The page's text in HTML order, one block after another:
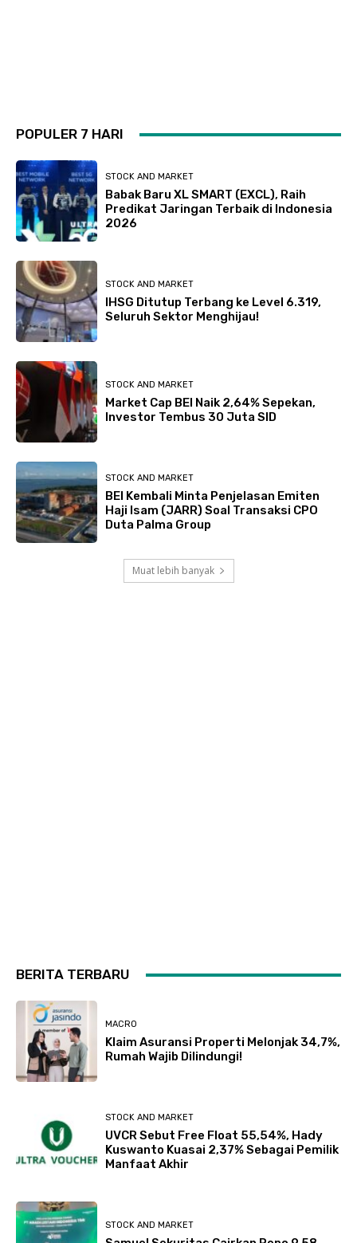
POPULER 7 HARI
STOCK AND MARKET
Babak Baru XL SMART (EXCL), Raih
Predikat Jaringan Terbaik di Indonesia
2026
STOCK AND MARKET
IHSG Ditutup Terbang ke Level 6.319,
Seluruh Sektor Menghijau!
STOCK AND MARKET
Market Cap BEI Naik 2,64% Sepekan,
Investor Tembus 30 Juta SID
STOCK AND MARKET
BEI Kembali Minta Penjelasan Emiten
Haji Isam (JARR) Soal Transaksi CPO
Duta Palma Group
Muat lebih banyak
BERITA TERBARU
MACRO
Klaim Asuransi Properti Melonjak 34,7%,
Rumah Wajib Dilindungi!
STOCK AND MARKET
UVCR Sebut Free Float 55,54%, Hady
Kuswanto Kuasai 2,37% Sebagai Pemilik
Manfaat Akhir
STOCK AND MARKET